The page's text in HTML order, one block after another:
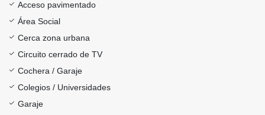
Acceso pavimentado
Área Social
Cerca zona urbana
Circuito cerrado de TV
Cochera / Garaje
Colegios / Universidades
Garaje